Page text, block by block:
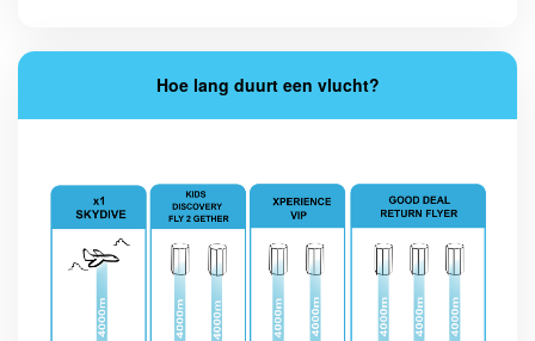
Hoe lang duurt een vlucht?